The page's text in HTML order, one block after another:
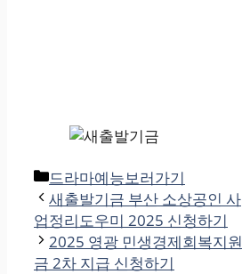
카
테
고
리
드라마예능보러가기
새출발기금 부산 소상공인 사
업정리도우미 2025 신청하기
2025 영광 민생경제회복지원
금 2차 지급 신청하기